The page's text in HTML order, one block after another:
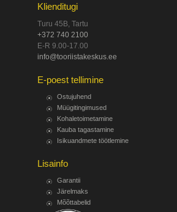
Klienditugi
Turu 45B, Tartu
+372 740 2100
E-R 9.00-17.00
info@tooriistakeskus.ee
E-poest tellimine
Ostujuhend
Müügitingimused
Kohaletoimetamine
Kauba tagastamine
Isikuandmete töötlemine
Lisainfo
Garantii
Järelmaks
Mõõttabelid